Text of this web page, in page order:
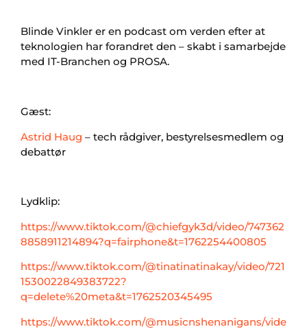
Blinde Vinkler er en podcast om verden efter at
teknologien har forandret den – skabt i samarbejde
med IT-Branchen og PROSA.
Gæst:
Astrid Haug – tech rådgiver, bestyrelsesmedlem og
debattør
Lydklip:
https://www.tiktok.com/@chiefgyk3d/video/747362
8858911214894?q=fairphone&t=1762254400805
https://www.tiktok.com/@tinatinatinakay/video/721
1530022849383722?
q=delete%20meta&t=1762520345495
https://www.tiktok.com/@musicnshenanigans/vide